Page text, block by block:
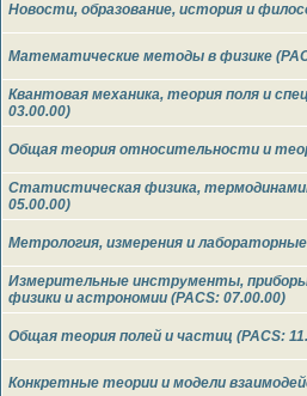
Новости, образование, история и
Математические методы в физике
Квантовая механика, теория поля и
03.00.00)
Общая теория относительности и
Статистическая физика,
05.00.00)
Метрология, измерения и
Измерительные инструменты,
физики и астрономии (PACS: 07.00.00)
Общая теория полей и частиц (PACS:
Конкретные теории и модели